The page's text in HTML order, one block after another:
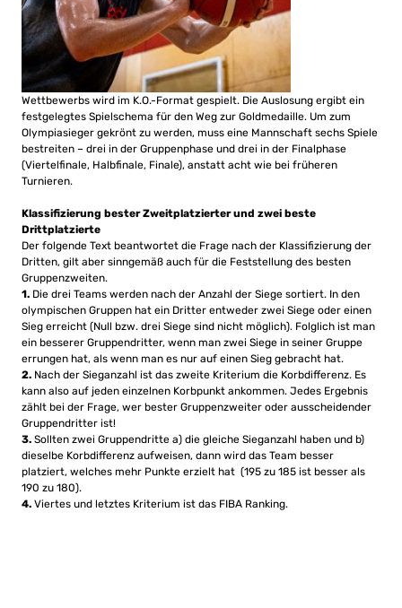
Wettbewerbs wird im K.O.-Format gespielt. Die Auslosung ergibt ein
festgelegtes Spielschema für den Weg zur Goldmedaille. Um zum
Olympiasieger gekrönt zu werden, muss eine Mannschaft sechs Spiele
bestreiten – drei in der Gruppenphase und drei in der Finalphase
(Viertelfinale, Halbfinale, Finale), anstatt acht wie bei früheren
Turnieren.
Klassifizierung bester Zweitplatzierter und zwei beste
Drittplatzierte
Der folgende Text beantwortet die Frage nach der Klassifizierung der
Dritten, gilt aber sinngemäß auch für die Feststellung des besten
Gruppenzweiten.
1. Die drei Teams werden nach der Anzahl der Siege sortiert. In den
olympischen Gruppen hat ein Dritter entweder zwei Siege oder einen
Sieg erreicht (Null bzw. drei Siege sind nicht möglich). Folglich ist man
ein besserer Gruppendritter, wenn man zwei Siege in seiner Gruppe
errungen hat, als wenn man es nur auf einen Sieg gebracht hat.
2. Nach der Sieganzahl ist das zweite Kriterium die Korbdifferenz. Es
kann also auf jeden einzelnen Korbpunkt ankommen. Jedes Ergebnis
zählt bei der Frage, wer bester Gruppenzweiter oder ausscheidender
Gruppendritter ist!
3. Sollten zwei Gruppendritte a) die gleiche Sieganzahl haben und b)
dieselbe Korbdifferenz aufweisen, dann wird das Team besser
platziert, welches mehr Punkte erzielt hat (195 zu 185 ist besser als
190 zu 180).
4. Viertes und letztes Kriterium ist das FIBA Ranking.